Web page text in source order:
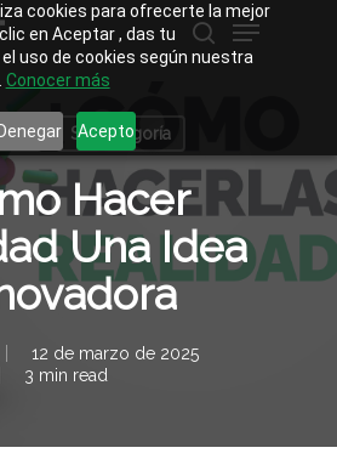
cookies para ofrecerte la mejor
en Aceptar , das tu
uso de cookies según nuestra
Conocer más
Acepto
buscar
Menu
Sin categoría
Hacer
Una Idea
12 de marzo de 2025
3 min read